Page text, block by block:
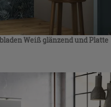
Weiß glänzend und Platte